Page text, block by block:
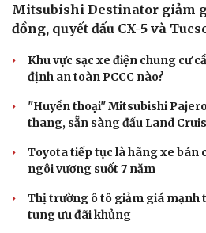
Mitsubishi Destinator giảm
đồng, quyết đấu CX-5 và
Khu vực sạc xe điện chung cư
định an toàn PCCC nào?
"Huyền thoại" Mitsubishi
thang, sẵn sàng đấu Land
Toyota tiếp tục là hãng xe bán
ngôi vương suốt 7 năm
Thị trường ô tô giảm giá mạnh
tung ưu đãi khủng